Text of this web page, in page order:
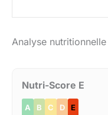
Analyse nutritionnelle
Nutri-Score E
A B C D E